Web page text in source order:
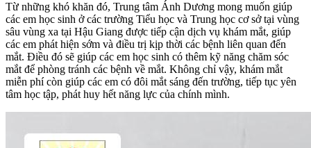
Từ những khó khăn đó, Trung tâm Ánh Dương mong muốn giúp
các em học sinh ở các trường Tiểu học và Trung học cơ sở tại vùng
sâu vùng xa tại Hậu Giang được tiếp cận dịch vụ khám mắt, giúp
các em phát hiện sớm và điều trị kịp thời các bệnh liên quan đến
mắt. Điều đó sẽ giúp các em học sinh có thêm kỹ năng chăm sóc
mắt để phòng tránh các bệnh về mắt. Không chỉ vậy, khám mắt
miễn phí còn giúp các em có đôi mắt sáng đến trường, tiếp tục yên
tâm học tập, phát huy hết năng lực của chính mình.